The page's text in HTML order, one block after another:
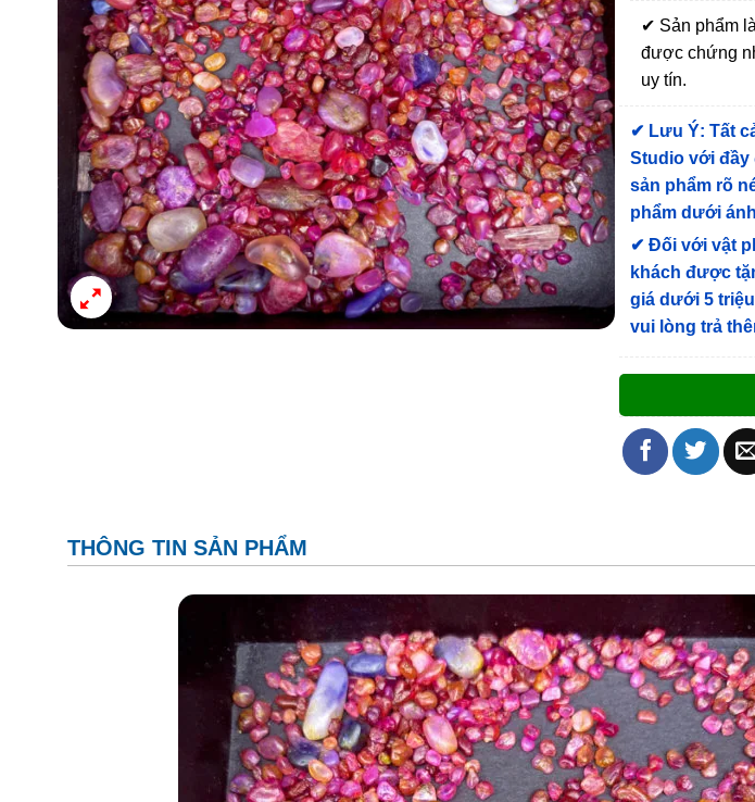
✔ Sản phẩm
được chứng
uy tín.
✔ Lưu Ý: Tất
Studio với đầy
sản phẩm rõ
phẩm dưới
✔Đối với vật
khách được
giá dưới 5
vui lòng trả
THÔNG TIN SẢN PHẨM